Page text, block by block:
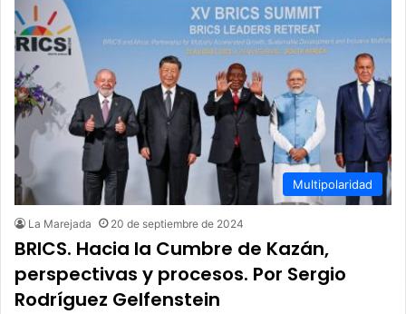
Multipolaridad
La Marejada 20 de septiembre de 2024
BRICS. Hacia la Cumbre de Kazán,
perspectivas y procesos. Por Sergio
Rodríguez Gelfenstein